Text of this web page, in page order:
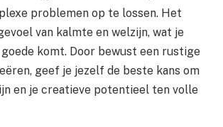
problemen op te lossen. Het
van kalmte en welzijn, wat je
komt. Door bewust een rustige
geef je jezelf de beste kans om
en je creatieve potentieel ten volle